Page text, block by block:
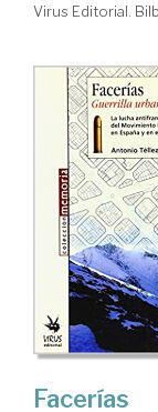
Virus Editorial.
Facerías